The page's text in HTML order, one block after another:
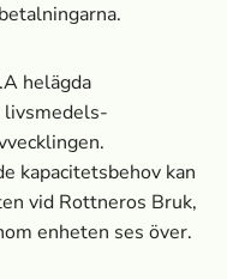
helägda
livsmedels­
kapacitetsbehov kan
vid Rottneros Bruk,
enheten ses över.